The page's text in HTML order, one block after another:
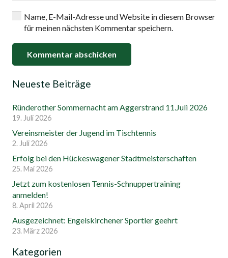
Name, E-Mail-Adresse und Website in diesem Browser
für meinen nächsten Kommentar speichern.
Kommentar abschicken
Neueste Beiträge
Ründerother Sommernacht am Aggerstrand 11.Juli 2026
19. Juli 2026
Vereinsmeister der Jugend im Tischtennis
2. Juli 2026
Erfolg bei den Hückeswagener Stadtmeisterschaften
25. Mai 2026
Jetzt zum kostenlosen Tennis-Schnuppertraining
anmelden!
8. April 2026
Ausgezeichnet: Engelskirchener Sportler geehrt
23. März 2026
Kategorien